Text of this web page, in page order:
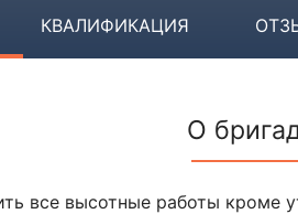
КВАЛИФИКАЦИЯ
О
все высотные работы кроме